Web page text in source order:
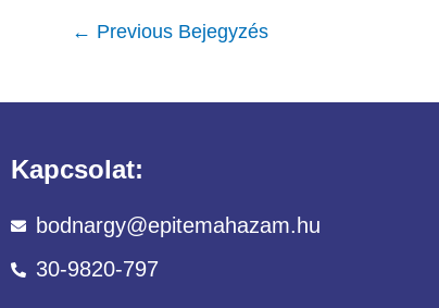
← Previous Bejegyzés
Kapcsolat:
bodnargy@epitemahazam.hu
30-9820-797